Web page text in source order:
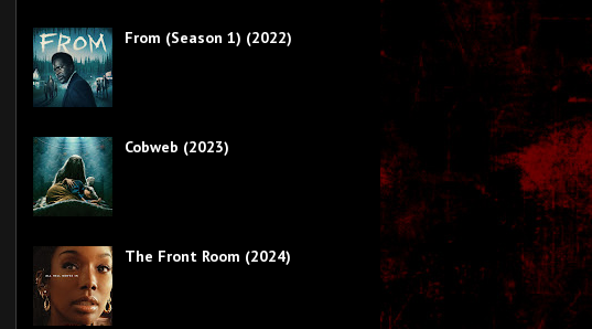
From (Season 1) (2022)
Cobweb (2023)
The Front Room (2024)